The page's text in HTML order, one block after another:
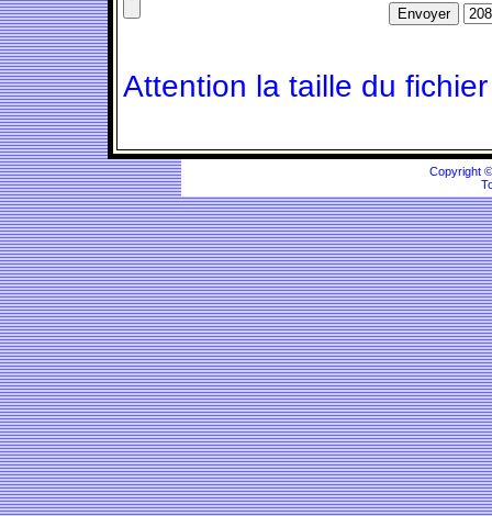
Attention la taille du
Copyright